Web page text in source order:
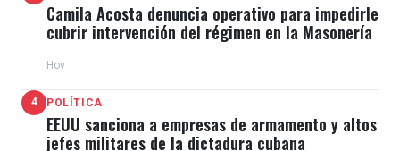
Camila Acosta denuncia operativo para impedirle
cubrir intervención del régimen en la Masonería
Hoy
4 POLÍTICA
EEUU sanciona a empresas de armamento y altos
jefes militares de la dictadura cubana